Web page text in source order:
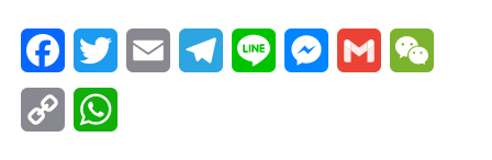
FacebookTwitter Email Telegram
Line Messenger
Gmail
Copy